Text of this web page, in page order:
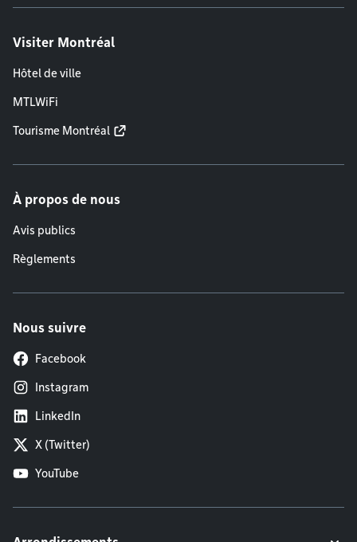
Visiter Montréal
Hôtel de ville
MTLWiFi
Tourisme Montréal
À propos de nous
Avis publics
Règlements
Nous suivre
Facebook
Instagram
LinkedIn
X (Twitter)
YouTube